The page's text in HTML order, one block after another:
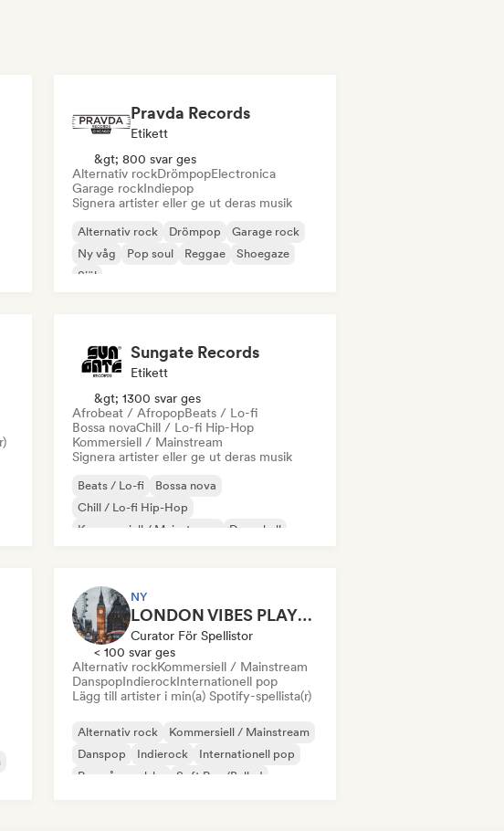
Pravda Records
Etikett
&gt; 800 svar ges
Alternativ rockDrömpopElectronica
Garage rockIndiepop
Signera artister eller ge ut deras musik
Alternativ rock Drömpop
Garage rock
Ny våg
Pop soul Reggae
Shoegaze
Själ
Sungate Records
Etikett
&gt; 1300 svar ges
Afrobeat / AfropopBeats / Lo-fi
Bossa novaChill / Lo-fi Hip-Hop
Kommersiell / Mainstream
Signera artister eller ge ut deras musik
Beats / Lo-fi
Bossa nova
Chill / Lo-fi Hip-Hop
Kommersiell / Mainstream
Dancehall
NY
LONDON VIBES PLAYLIST
Curator För Spellistor
< 100 svar ges
Alternativ rockKommersiell / Mainstream
DanspopIndierockInternationell pop
Lägg till artister i min(a) Spotify-spellista(r)
Alternativ rock
Kommersiell / Mainstream
Danspop
Indierock
Internationell pop
Rap på engelska
Soft Pop/Ballad